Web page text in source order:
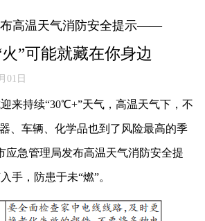
高温天气消防安全提示——
”可能就藏在你身边
01日
持续“30℃+”天气，高温天气下，不
、车辆、化学品也到了风险最高的季
应急管理局发布高温天气消防安全提
手，防患于未“燃”。